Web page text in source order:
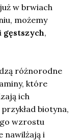
w brwiach
możemy
gęstszych,
różnorodne
które
ich
biotyna,
wzrostu
nawilżają i